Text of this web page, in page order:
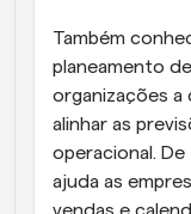
Também
planeamento
organizações a
alinhar as
operacional. De
ajuda as